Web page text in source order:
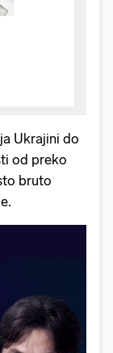
Ukrajini do
od preko
bruto